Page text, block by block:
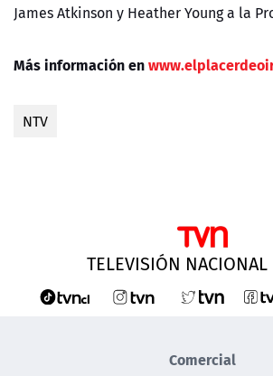
James Atkinson y Heather Young a la
Más información en
NTV
TELEVISIÓN NACIONAL
Comercial